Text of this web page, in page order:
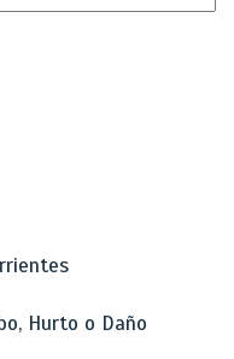
Hurto o Daño